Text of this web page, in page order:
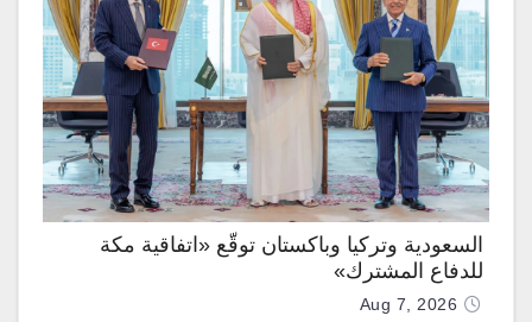
السعودية وتركيا وباكستان توقّع «اتفاقية مكة
للدفاع المشترك»
Aug 7, 2026